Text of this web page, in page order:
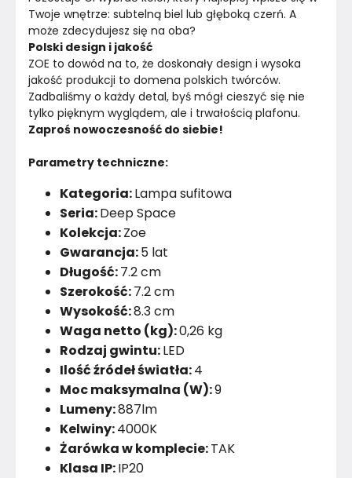
Twoje wnętrze: subtelną biel lub głęboką czerń. A
może zdecydujesz się na oba?
Polski design i jakość
ZOE to dowód na to, że doskonały design i wysoka
jakość produkcji to domena polskich twórców.
Zadbaliśmy o każdy detal, byś mógł cieszyć się nie
tylko pięknym wyglądem, ale i trwałością plafonu.
Zaproś nowoczesność do siebie!
Parametry techniczne:
Kategoria:Lampa sufitowa
Seria:Deep Space
Kolekcja:Zoe
Gwarancja:5 lat
Długość:7.2 cm
Szerokość:7.2 cm
Wysokość:8.3 cm
Waga netto (kg):0,26 kg
Rodzaj gwintu:LED
Ilość źródeł światła:4
Moc maksymalna (W):9
Lumeny:887lm
Kelwiny:4000K
Żarówka w komplecie:TAK
Klasa IP:IP20